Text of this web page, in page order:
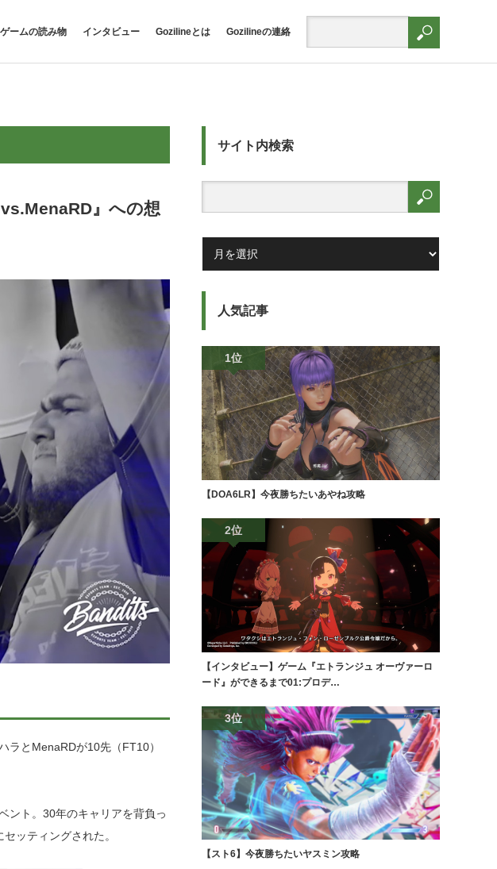
ゲームの読み物 インタビュー Gozilineとは Gozilineの連絡
』への想
ラとMenaRDが10先（FT10）
ント。30年のキャリアを背負っ
ッティングされた。
サイト内検索
人気記事
1位
【DOA6LR】今夜勝ちたいあやね攻略
2位
【インタビュー】ゲーム『エトランジュ オーヴァーロ
ード』ができるまで01:プロデ…
3位
【スト6】今夜勝ちたいヤスミン攻略